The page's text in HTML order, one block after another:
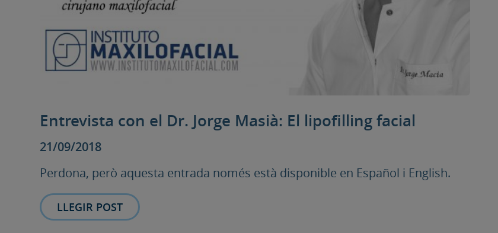
Entrevista con el Dr. Jorge Masià: El lipofilling facial
21/09/2018
Perdona, però aquesta entrada només està disponible en Español i English.
LLEGIR POST